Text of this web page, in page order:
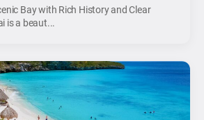
Bay with Rich History and Clear
is a beaut...